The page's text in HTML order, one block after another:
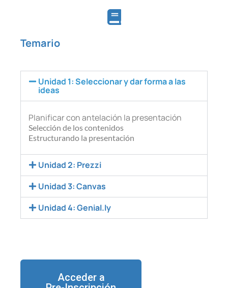
Temario
Unidad 1: Seleccionar y dar forma a las
ideas
Planificar con antelación la presentación
Selección de los contenidos
Estructurando la presentación
Unidad 2: Prezzi
Unidad 3: Canvas
Unidad 4: Genial.ly
Acceder a